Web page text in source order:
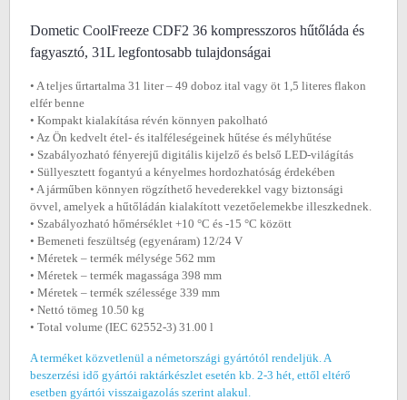
Dometic CoolFreeze CDF2 36 kompresszoros hűtőláda és
fagyasztó, 31L legfontosabb tulajdonságai
• A teljes űrtartalma 31 liter – 49 doboz ital vagy öt 1,5 literes flakon
elfér benne
• Kompakt kialakítása révén könnyen pakolható
• Az Ön kedvelt étel- és italféleségeinek hűtése és mélyhűtése
• Szabályozható fényerejű digitális kijelző és belső LED-világítás
• Süllyesztett fogantyú a kényelmes hordozhatóság érdekében
• A járműben könnyen rögzíthető hevederekkel vagy biztonsági
övvel, amelyek a hűtőládán kialakított vezetőelemekbe illeszkednek.
• Szabályozható hőmérséklet +10 °C és -15 °C között
• Bemeneti feszültség (egyenáram) 12/24 V
• Méretek ‒ termék mélysége 562 mm
• Méretek ‒ termék magassága 398 mm
• Méretek ‒ termék szélessége 339 mm
• Nettó tömeg 10.50 kg
• Total volume (IEC 62552-3) 31.00 l
A terméket közvetlenül a németországi gyártótól rendeljük. A
beszerzési idő gyártói raktárkészlet esetén kb. 2-3 hét, ettől eltérő
esetben gyártói visszaigazolás szerint alakul.